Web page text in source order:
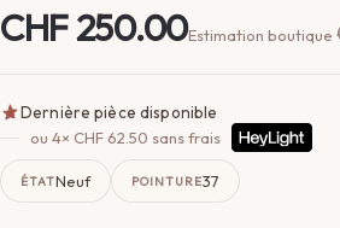
CHF250.00Estimation boutique
Dernière pièce disponible
ou 4× CHF 62.50 sans frais
ÉTATNeuf POINTURE37